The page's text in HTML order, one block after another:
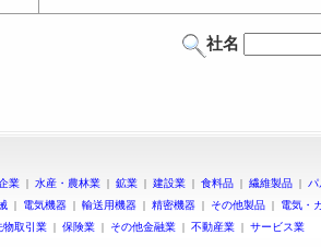
社名
業 | 水産・農林業 | 鉱業 | 建設業 | 食料品 | 繊維製品 |
| 電気機器 | 輸送用機器 | 精密機器 | その他製品 | 電気・
物取引業 | 保険業 | その他金融業 | 不動産業 | サービス業